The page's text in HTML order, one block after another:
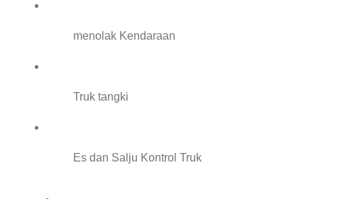
menolak Kendaraan
Truk tangki
Es dan Salju Kontrol Truk